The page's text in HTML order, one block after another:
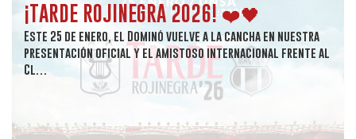
¡TARDE ROJINEGRA 2026! ❤️🖤
Este 25 de enero, el Dominó vuelve a la cancha en nuestra
presentación oficial y el amistoso internacional frente al
Cl…